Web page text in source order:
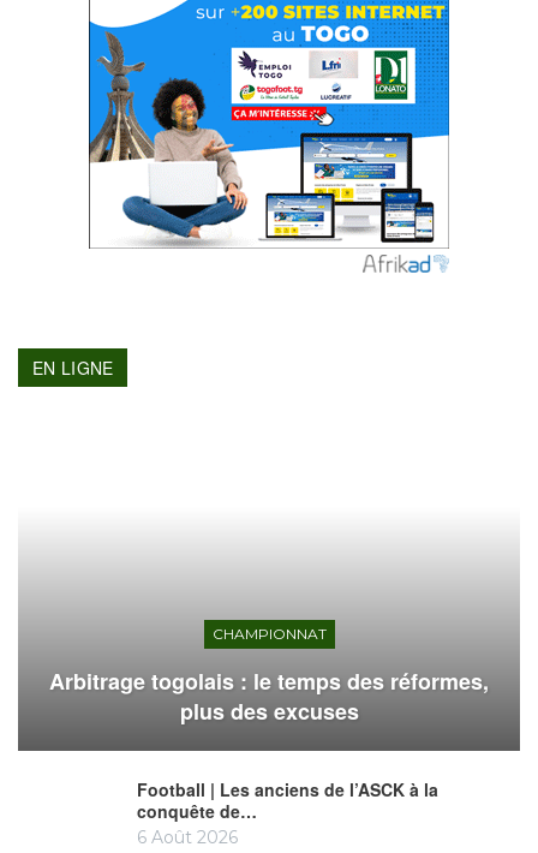
EN LIGNE
CHAMPIONNAT
Arbitrage togolais : le temps des réformes,
plus des excuses
Football | Les anciens de l’ASCK à la
conquête de…
6 Août 2026